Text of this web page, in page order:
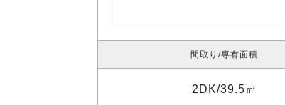
間取り 専有面積
2DK 39.5㎡